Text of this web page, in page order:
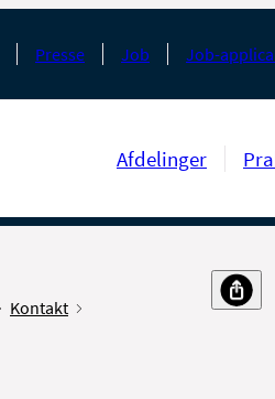
Presse Job Job-
Afdelinger
Kontakt